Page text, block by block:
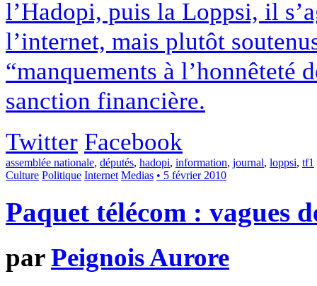
l’Hadopi, puis la Loppsi, il
l’internet, mais plutôt
“manquements à l’honnêteté
sanction financière.
Twitter Facebook
assemblée nationale, députés, hadopi, information, journal, loppsi, tf1
Culture Politique Internet Medias • 5 février 2010
Paquet télécom : vagues
parPeignois Aurore